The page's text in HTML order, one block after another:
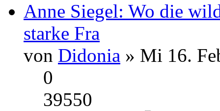
Anne Siegel: Wo die
starke Fra
von Didonia » Mi 16.
0
39550